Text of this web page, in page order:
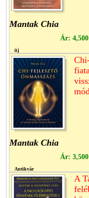
Mantak Chia
Ár:
új
Mantak Chia
Ár:
Antikvár
A